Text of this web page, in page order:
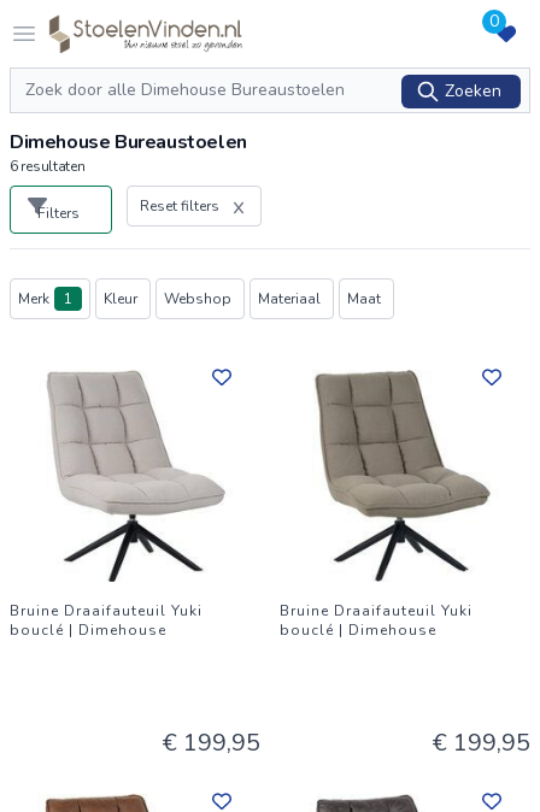
Open menu
Logo stoelenvinden.nl 0
Zoeken
Zoeken
Dimehouse Bureaustoelen
6resultaten
Filters Reset filters
Producten
Merk 1 Kleur Webshop Materiaal Maat
Bruine Draaifauteuil Yuki
bouclé | Dimehouse
€ 199,95
Bruine Draaifauteuil Yuki
bouclé | Dimehouse
€ 199,95